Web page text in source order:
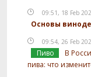
09:51, 18 Feb
Основы
09:54, 26 Feb
Пиво
В
пива: что